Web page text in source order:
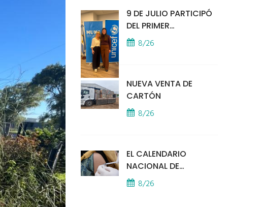
9 DE JULIO PARTICIPÓ
DEL PRIMER
ENCUENTRO
PRESENCIAL DE MUNA
8/26
NUEVA VENTA DE
CARTÓN
8/26
EL CALENDARIO
NACIONAL DE
VACUNACIÓN SE
APLICA EN TODOS LOS
8/26